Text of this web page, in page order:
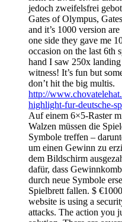
jedoch zweifelsfrei
Gates of Olympus,
and it’s 1000 version
one side they gave me
occasion on the last 6th
hand I saw 250x
witness! It’s fun but
don’t hit the big multis.
http://
highlight-fur-deutsche-
Auf einem 6×5-Raster
Walzen müssen die
Symbole treffen –
um einen Gewinn zu
dem Bildschirm
dafür, dass
durch neue Symbole
Spielbrett fallen. $
website is using a
attacks. The action you